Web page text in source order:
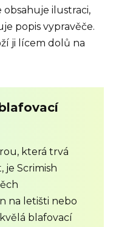
obsahuje ilustraci,
popis vypravěče.
ji lícem dolů na
která trvá
je Scrimish
na letišti nebo
blafovací